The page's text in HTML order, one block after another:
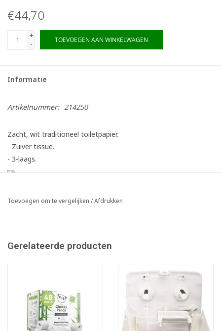
€44,70
+
-
TOEVOEGEN AAN WINKELWAGEN
Informatie
Artikelnummer: 214250
Zacht, wit traditioneel toiletpapier.
- Zuiver tissue.
- 3-laags.
Toevoegen om te vergelijken /Afdrukken
Gerelateerde producten